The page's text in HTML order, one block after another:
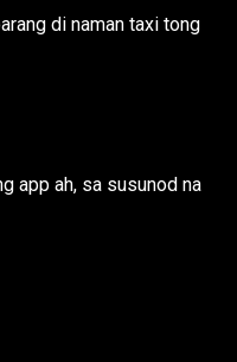
di naman taxi tong
app ah, sa susunod na